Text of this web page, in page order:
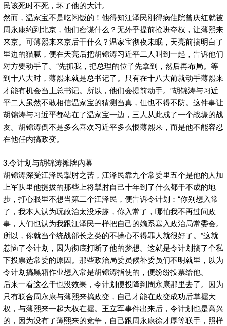
民该死时不死，坏了他的大计。
然而，温家宝不是吃闲饭的！他得知江泽民刚得病住院曾庆红就被
周永康约到北京，他们密谋什么？无外乎提前抢班夺权，让薄熙来
来京。可薄熙来来京后干什么？温家宝彻夜未眠，天亮前搞明白了
里边的猫腻，便在天亮后把胡锦涛习近平二人叫到一起，告诉他们
对方要动手了。“先抓我，把总理的位子先拿到，然后再布局。等
到十八大时，薄熙来就是总书记了。只有在十八大前就动手薄熙来
才能有机会当上总书记。所以，他们会提前动手。”胡锦涛与习近
平二人虽然不敢相信温家宝的猜测当真，但也不得不防。这件事让
胡锦涛与习近平都站在了温家宝一边，三人从此成了一个战壕的战
友。胡锦涛倒不是多么喜欢习近平多么恨薄熙来，而是他不能容忍
在他任内搞政变。
3.令计划与胡锦涛摊牌内幕
胡锦涛深受江泽民掣肘之苦，江泽民靠九个常委里五个是他的人加
上军队里他提拔的那些上将掣肘自己十年到了什么都干不成的地
步，打心眼里不想当第二个江泽民，便告诉令计划：“你别想入常
了，我本人认为玩政治太没乐趣，你入常了，哪怕我不再过问政
事，人们也认为我跟江泽民一样把自己的嫡系塞入政治局常委会。
所以，你就当个统战部长之类的不操心不得罪人就很好了。”这就
惹恼了令计划，因为彻底打断了他的梦想。这就是令计划搞了个私
下投票选常委的原因。那些政治局委员候补委员们不明就里，以为
令计划搞黑箱作业想入常是胡锦涛指使的，便纷纷投票给他。
后来一看这么干也没效果，令计划便投降到周永康那里去了。因为
只有联合周永康与薄熙来搞政变，自己才能在政变成功后掌握大
权，与薄熙来一起大权在握。王立军事件出来后，令计划也是高兴
的，因为没有了薄熙来的竞争，自己跟周永康徐才厚等联手，照样